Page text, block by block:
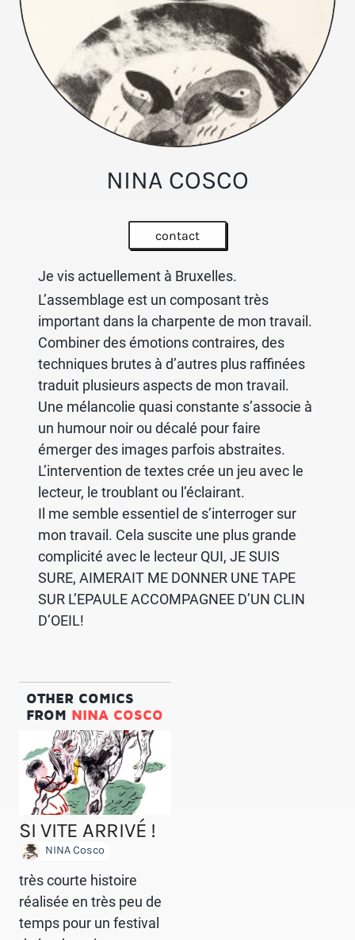
NINA COSCO
contact
Je vis actuellement à Bruxelles.
L’assemblage est un composant très
important dans la charpente de mon travail.
Combiner des émotions contraires, des
techniques brutes à d’autres plus raffinées
traduit plusieurs aspects de mon travail.
Une mélancolie quasi constante s’associe à
un humour noir ou décalé pour faire
émerger des images parfois abstraites.
L’intervention de textes crée un jeu avec le
lecteur, le troublant ou l’éclairant.
Il me semble essentiel de s’interroger sur
mon travail. Cela suscite une plus grande
complicité avec le lecteur QUI, JE SUIS
SURE, AIMERAIT ME DONNER UNE TAPE
SUR L’EPAULE ACCOMPAGNEE D’UN CLIN
D’OEIL!
OTHER COMICS
FROM NINA COSCO
SI VITE ARRIVÉ !
NINA Cosco
très courte histoire
réalisée en très peu de
temps pour un festival